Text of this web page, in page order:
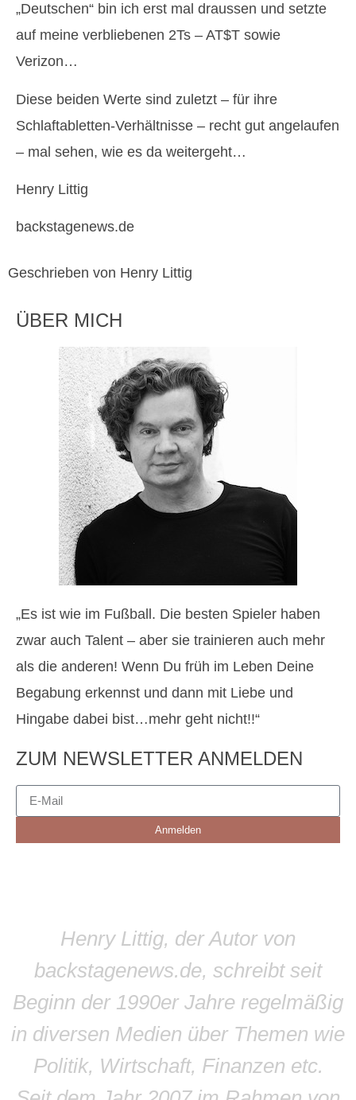
„Deutschen“ bin ich erst mal draussen und setzte
auf meine verbliebenen 2Ts – AT$T sowie
Verizon…
Diese beiden Werte sind zuletzt – für ihre
Schlaftabletten-Verhältnisse – recht gut angelaufen
– mal sehen, wie es da weitergeht…
Henry Littig
backstagenews.de
Geschrieben von Henry Littig
ÜBER MICH
„Es ist wie im Fußball. Die besten Spieler haben
zwar auch Talent – aber sie trainieren auch mehr
als die anderen! Wenn Du früh im Leben Deine
Begabung erkennst und dann mit Liebe und
Hingabe dabei bist…mehr geht nicht!!“
ZUM NEWSLETTER ANMELDEN
Anmelden
Henry Littig, der Autor von
backstagenews.de, schreibt seit
Beginn der 1990er Jahre regelmäßig
in diversen Medien über Themen wie
Politik, Wirtschaft, Finanzen etc.